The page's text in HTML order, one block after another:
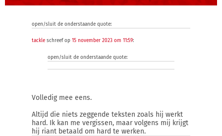
open/sluit de onderstaande quote:
tackle schreef op 15 november 2023 om 11:59:
open/sluit de onderstaande quote:
Volledig mee eens.
Altijd die niets zeggende teksten zoals hij werkt
hard. Ik kan me vergissen, maar volgens mij krijgt
hij riant betaald om hard te werken.